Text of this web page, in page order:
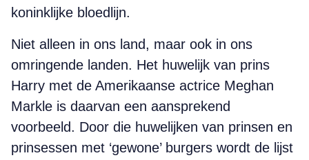
koninklijke bloedlijn.
Niet alleen in ons land, maar ook in ons
omringende landen. Het huwelijk van prins
Harry met de Amerikaanse actrice Meghan
Markle is daarvan een aansprekend
voorbeeld. Door die huwelijken van prinsen en
prinsessen met ‘gewone’ burgers wordt de lijst